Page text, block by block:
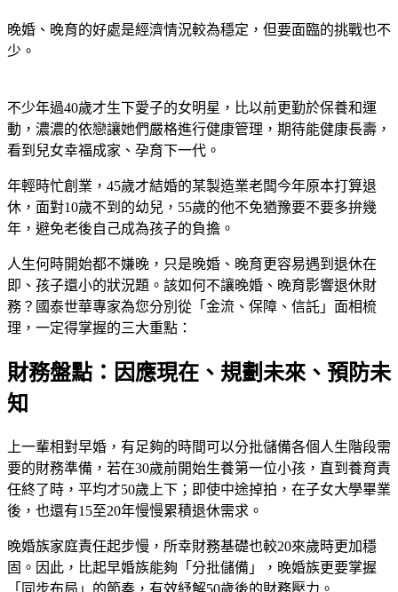
晚婚、晚育的好處是經濟情況較為穩定，但要面臨的挑戰也不
少。
不少年過40歲才生下愛子的女明星，比以前更勤於保養和運
動，濃濃的依戀讓她們嚴格進行健康管理，期待能健康長壽，
看到兒女幸福成家、孕育下一代。
年輕時忙創業，45歲才結婚的某製造業老闆今年原本打算退
休，面對10歲不到的幼兒，55歲的他不免猶豫要不要多拚幾
年，避免老後自己成為孩子的負擔。
人生何時開始都不嫌晚，只是晚婚、晚育更容易遇到退休在
即、孩子還小的狀況題。該如何不讓晚婚、晚育影響退休財
務？國泰世華專家為您分別從「金流、保障、信託」面相梳
理，一定得掌握的三大重點：
財務盤點： 因應現在、規劃未來、預防未
知
上一輩相對早婚，有足夠的時間可以分批儲備各個人生階段需
要的財務準備，若在30歲前開始生養第一位小孩，直到養育責
任終了時，平均才50歲上下；即使中途掉拍，在子女大學畢業
後，也還有15至20年慢慢累積退休需求。
晚婚族家庭責任起步慢，所幸財務基礎也較20來歲時更加穩
固。因此，比起早婚族能夠「分批儲備」，晚婚族更要掌握
「同步布局」的節奏，有效紓解50歲後的財務壓力。